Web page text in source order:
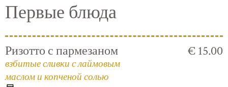
Первые блюда
Ризотто с пармезаном
взбитые сливки с лаймовым
маслом и копченой солью
€ 15.00